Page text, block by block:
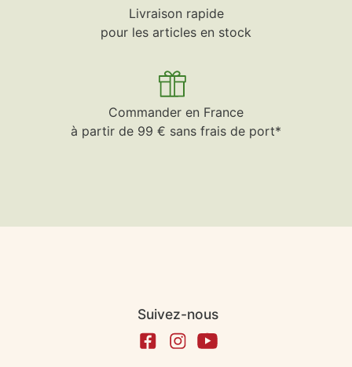
Livraison rapide
pour les articles en stock
Commander en France
à partir de 99 € sans frais de port*
Suivez-nous